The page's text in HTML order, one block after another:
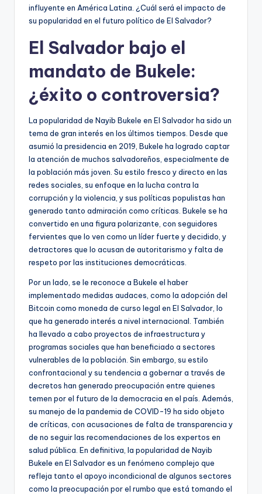
influyente en América Latina. ¿Cuál será el impacto de
su popularidad en el futuro político de El Salvador?
El Salvador bajo el
mandato de Bukele:
¿éxito o controversia?
La popularidad de Nayib Bukele en El Salvador ha sido un
tema de gran interés en los últimos tiempos. Desde que
asumió la presidencia en 2019, Bukele ha logrado captar
la atención de muchos salvadoreños, especialmente de
la población más joven. Su estilo fresco y directo en las
redes sociales, su enfoque en la lucha contra la
corrupción y la violencia, y sus políticas populistas han
generado tanto admiración como críticas. Bukele se ha
convertido en una figura polarizante, con seguidores
fervientes que lo ven como un líder fuerte y decidido, y
detractores que lo acusan de autoritarismo y falta de
respeto por las instituciones democráticas.
Por un lado, se le reconoce a Bukele el haber
implementado medidas audaces, como la adopción del
Bitcoin como moneda de curso legal en El Salvador, lo
que ha generado interés a nivel internacional. También
ha llevado a cabo proyectos de infraestructura y
programas sociales que han beneficiado a sectores
vulnerables de la población. Sin embargo, su estilo
confrontacional y su tendencia a gobernar a través de
decretos han generado preocupación entre quienes
temen por el futuro de la democracia en el país. Además,
su manejo de la pandemia de COVID-19 ha sido objeto
de críticas, con acusaciones de falta de transparencia y
de no seguir las recomendaciones de los expertos en
salud pública. En definitiva, la popularidad de Nayib
Bukele en El Salvador es un fenómeno complejo que
refleja tanto el apoyo incondicional de algunos sectores
como la preocupación por el rumbo que está tomando el